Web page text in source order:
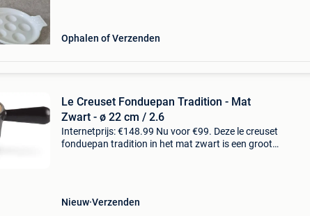
Ophalen of Verzenden
Le Creuset Fonduepan Tradition - Mat
Zwart - ø 22 cm / 2.6
Internetprijs: €148.99 Nu voor €99. Deze le creuset
fonduepan tradition in het mat zwart is een groot
Nieuw Verzenden